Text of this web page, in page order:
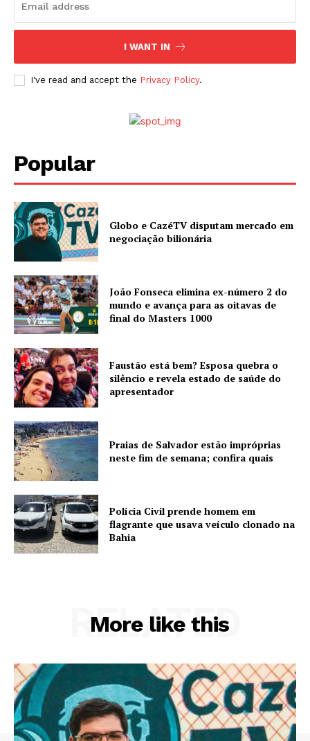
I WANT IN
I've read and accept the Privacy Policy.
Popular
Globo e CazéTV disputam mercado em
negociação bilionária
João Fonseca elimina ex-número 2 do
mundo e avança para as oitavas de
final do Masters 1000
Faustão está bem? Esposa quebra o
silêncio e revela estado de saúde do
apresentador
Praias de Salvador estão impróprias
neste fim de semana; confira quais
Polícia Civil prende homem em
flagrante que usava veículo clonado na
Bahia
More like this
RELATED